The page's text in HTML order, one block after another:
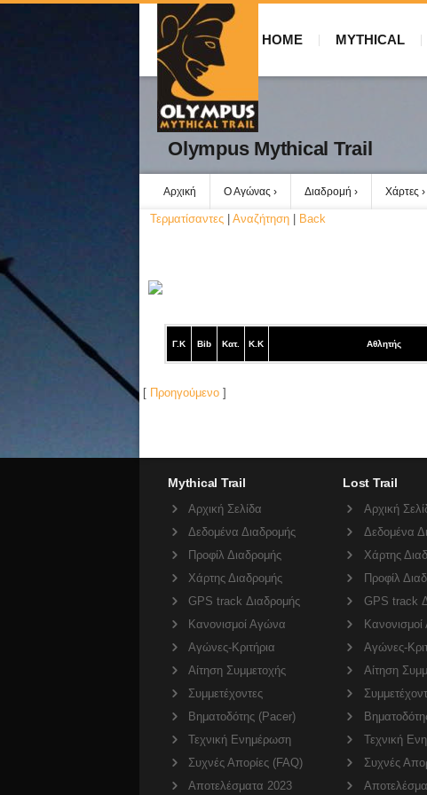
HOME MYTHICAL
Olympus Mythical Trail
Αρχική Ο Αγώνας Διαδρομή Χάρτες
Τερματίσαντες Αναζήτηση Back
Γ.Κ Bib Κατ. Κ.Κ Αθλητής
[ Προηγούμενο ]
Mythical Trail
Αρχική Σελίδα
Δεδομένα Διαδρομής
Προφίλ Διαδρομής
Χάρτης Διαδρομής
GPS track Διαδρομής
Κανονισμοί Αγώνα
Αγώνες-Κριτήρια
Αίτηση Συμμετοχής
Συμμετέχοντες
Βηματοδότης (Pacer)
Τεχνική Ενημέρωση
Συχνές Απορίες (FAQ)
Αποτελέσματα 2023
Lost Trail
Αρχική
Δεδομένα
Χάρτης
Προφίλ
GPS track
Αγώνες-
Αίτηση
Τεχνική
Συχνές